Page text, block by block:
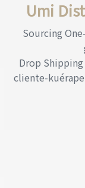
Umi
Sourcing
Drop
cliente-